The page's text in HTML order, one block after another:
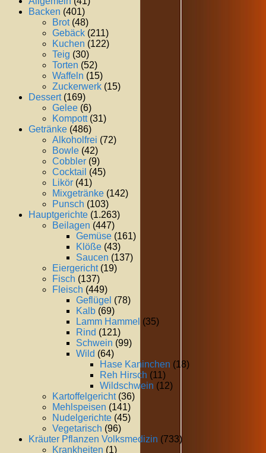
Backen (401)
Brot(48)
Gebäck (211)
Kuchen (122)
Teig (30)
Torten (52)
Waffeln (15)
Zuckerwerk (15)
Dessert(169)
Gelee (6)
Kompott(31)
Getränke (486)
Alkoholfrei (72)
Bowle (42)
Cobbler (9)
Cocktail (45)
Likör (41)
Mixgetränke (142)
Punsch (103)
Hauptgerichte (1.263)
Beilagen (447)
Gemüse (161)
Klöße (43)
Saucen (137)
Eiergericht(19)
Fisch (137)
Fleisch (449)
Geflügel (78)
Kalb (69)
Lamm Hammel (35)
Rind (121)
Schwein (99)
Wild (64)
Hase Kaninchen (18)
Reh Hirsch (11)
Wildschwein (12)
Kartoffelgericht(36)
Mehlspeisen (141)
Nudelgerichte (45)
Vegetarisch (96)
Kräuter Pflanzen Volksmedizin (733)
Krankheiten (1)